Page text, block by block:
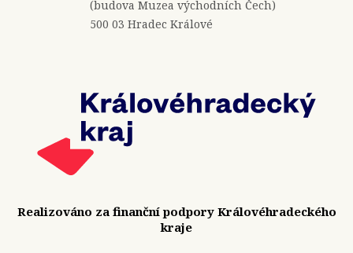
(budova Muzea východních Čech)
500 03 Hradec Králové
Realizováno za finanční podpory Královéhradeckého
kraje